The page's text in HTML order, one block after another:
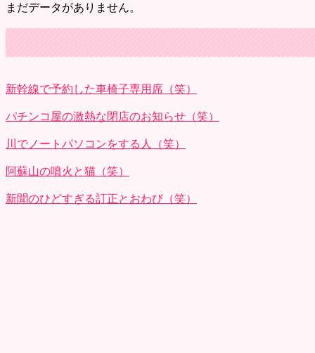
まだデータがありません。
新幹線で予約した車椅子専用席（笑）
パチンコ屋の激熱な閉店のお知らせ（笑）
川でノートパソコンをする人（笑）
阿蘇山の噴火と猫（笑）
新聞のひどすぎる訂正とおわび（笑）